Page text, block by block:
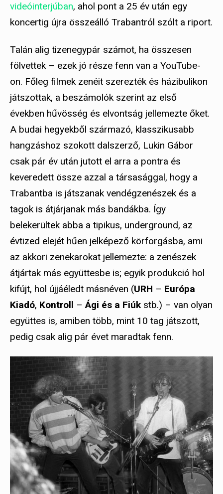
videóinterjúban, ahol pont a 25 év után egy
koncertig újra összeálló Trabantról szólt a riport.
Talán alig tizenegypár számot, ha összesen
fölvettek – ezek jó része fenn van a YouTube-
on. Főleg filmek zenéit szerezték és házibulikon
játszottak, a beszámolók szerint az első
években hűvösség és elvontság jellemezte őket.
A budai hegyekből származó, klasszikusabb
hangzáshoz szokott dalszerző, Lukin Gábor
csak pár év után jutott el arra a pontra és
keveredett össze azzal a társasággal, hogy a
Trabantba is játszanak vendégzenészek és a
tagok is átjárjanak más bandákba. Így
belekerültek abba a tipikus, underground, az
évtized elejét hűen jelképező körforgásba, ami
az akkori zenekarokat jellemezte: a zenészek
átjártak más együttesbe is; egyik produkció hol
kifújt, hol újjáéledt másnéven (URH – Európa
Kiadó, Kontroll –Ági és a Fiúkstb.) – van olyan
együttes is, amiben több, mint 10 tag játszott,
pedig csak alig pár évet maradtak fenn.